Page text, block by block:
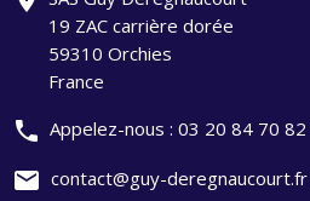
19 ZAC carrière dorée
59310 Orchies
France
phone Appelez-nous : 03 20 84 70 82
mail contact@guy-deregnaucourt.fr